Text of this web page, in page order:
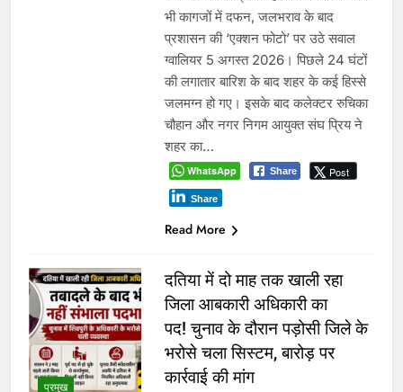
अभी अभी
आज से भारतीय जनता युवा मोर्चा ग्वालियर महानगर का हर कार्यकर्ता अपने
आप को जिला अध्यक्ष समझे – शिवम रानू राजावत